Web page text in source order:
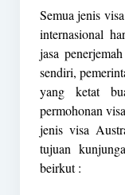
Semua jenis
internasional
jasa
sendiri,
yang ketat
permohonan
jenis visa
tujuan
beirkut :